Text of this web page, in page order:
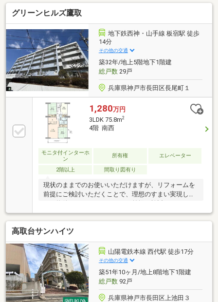
の一連の流れをご説明します。初めての住まい購入の
ご参考にしてください♪◆ 予算を知りたい◆収入や家
賃から予算やローン金額のシミュレーションをしま
す。物件購入の際に不安となる諸費用や税金のことに
お答えします。
グリーンヒルズ鷹取
地下鉄西神・山手線 板宿駅 徒歩
14分
その他の交通
築32年/地上5階地下1階建
総戸数29戸
兵庫県神戸市長田区長尾町１
1,280万円
3LDK 75.8m2
4階 南西
モニタ付インターホ
ン
所有権 エレベーター
2階以上 間取り図有り
現状のままでのお使いいただけますが、リフォームを
前提にご検討いただくことで、理想のすまい実現しや
すい物件です。リノベーション前提で検討されている
方に特におすすめです！■お部屋の特徴○地上5階建て
の4階部分○75.80m2（22.92坪）○南西向き○3LDK■買
物施設■セブンイレブン神戸育英高校南店 徒歩3分（約
200m）V・ドラッグ西長田店 徒歩6分（約420m）スー
パーマルハチ上池田店 徒歩6分（約450m）
高取台サンハイツ
山陽電鉄本線 西代駅 徒歩17分
その他の交通
築51年10ヶ月/地上8階地下1階建
総戸数92戸
兵庫県神戸市長田区上池田３